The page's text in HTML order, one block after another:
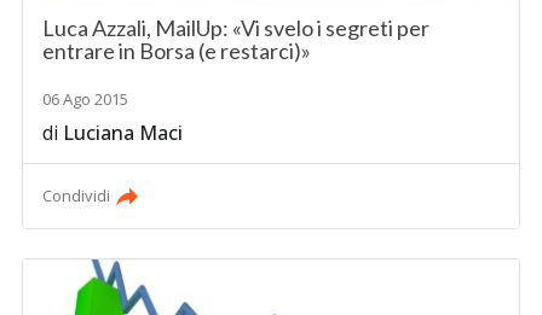
Luca Azzali, MailUp: «Vi svelo i segreti per
entrare in Borsa (e restarci)»
06 Ago 2015
di Luciana Maci
Condividi